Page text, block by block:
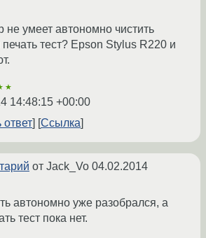
не умеет автономно чистить
печать тест? Epson Stylus R220 и
14:48:15 +00:00
ответ
Ссылка
от Jack_Vo 04.02.2014
автономно уже разобрался, а
тест пока нет.